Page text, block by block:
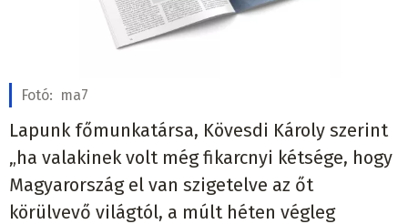
Fotó: ma7
Lapunk főmunkatársa, Kövesdi Károly szerint
„ha valakinek volt még fikarcnyi kétsége, hogy
Magyarország el van szigetelve az őt
körülvevő világtól, a múlt héten végleg